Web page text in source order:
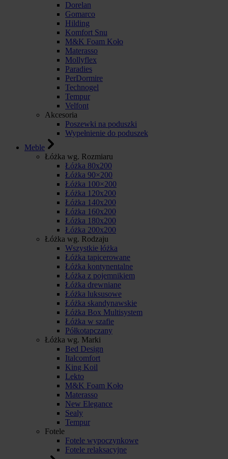
Dorelan
Gomarco
Hilding
Komfort Snu
M&K Foam Koło
Materasso
Mollyflex
Paradies
PerDormire
Technogel
Tempur
Velfont
Akcesoria
Poszewki na poduszki
Wypełnienie do poduszek
Meble
Łóżka wg. Rozmiaru
Łóżka 80x200
Łóżka 90×200
Łóżka 100×200
Łóżka 120x200
Łóżka 140x200
Łóżka 160x200
Łóżka 180x200
Łóżka 200x200
Łóżka wg. Rodzaju
Wszystkie łóżka
Łóżka tapicerowane
Łóżka kontynentalne
Łóżka z pojemnikiem
Łóżka drewniane
Łóżka luksusowe
Łóżka skandynawskie
Łóżka Box Multisystem
Łóżka w szafie
Półkotapczany
Łóżka wg. Marki
Bed Design
Italcomfort
King Koil
Lekto
M&K Foam Koło
Materasso
New Elegance
Sealy
Tempur
Fotele
Fotele wypoczynkowe
Fotele relaksacyjne